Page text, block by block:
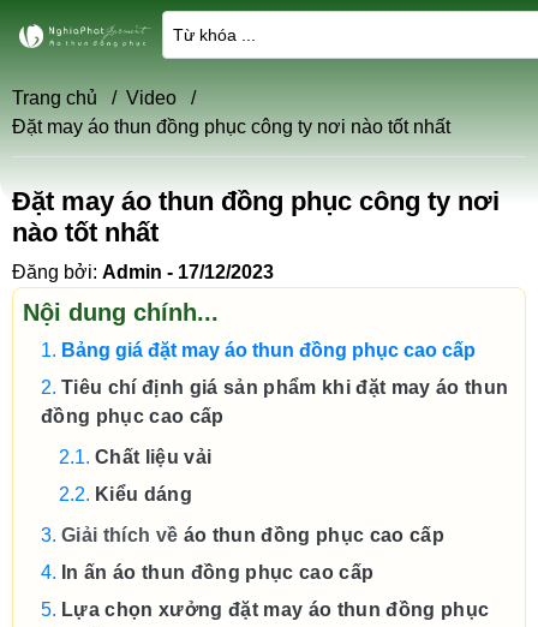
Trang chủ / Video
/
Đặt may áo thun đồng phục công ty nơi nào tốt nhất
Đặt may áo thun đồng phục công ty nơi
nào tốt nhất
Đăng bởi: Admin - 17/12/2023
Nội dung chính...
Bảng giá đặt may áo thun đồng phục cao cấp
Tiêu chí định giá sản phẩm khi đặt may áo thun
đồng phục cao cấp
Chất liệu vải
Kiểu dáng
Giải thích về áo thun đồng phục cao cấp
In ấn áo thun đồng phục cao cấp
Lựa chọn xưởng đặt may áo thun đồng phục